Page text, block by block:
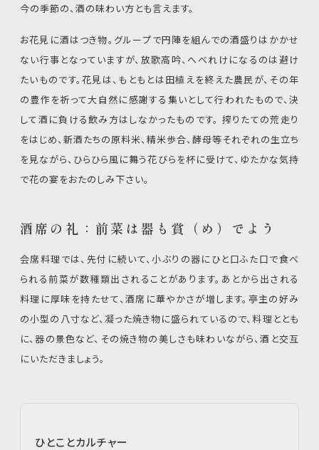
今の季節の、酒の味わい方とも言えます。
お花見に酒はつき物。グループで円陣を組んでの酒盛りはかかせ
ない行事となっていますが、放歌高吟、へべれけになるのは避け
たいものです。花見は、もともとは田植えを終えた農民が、その年
の豊作を祈って大自然に感謝する集いとして行われたもので、決
して酒に負ける飲み方はしなかったものです。 搾りたての荒走り
をはじめ、新酒たちの原料米、精米歩合、酵母等それぞれの生立ち
を見ながら、ひらひら風に舞う花びらを杯に受けて、ゆたかな気持
で花の宴をおたのしみ下さい。
酒席の礼：前菜は器も賞（め）でよう
会席料理では、先付に続いて、小ぶりの器にひと口ふた口で食べ
られる前菜が数種類出されることがあります。あとから出される
料理に厚味を持たせて、酒席に華やかさが増します。亭主の好み
の小型の八寸など、凝った焼き物に盛られているので、料理ととも
に、器の景色など、その焼き物の美しさも味わいながら、酒と交互
にいただきましょう。
ひとことカルチャー